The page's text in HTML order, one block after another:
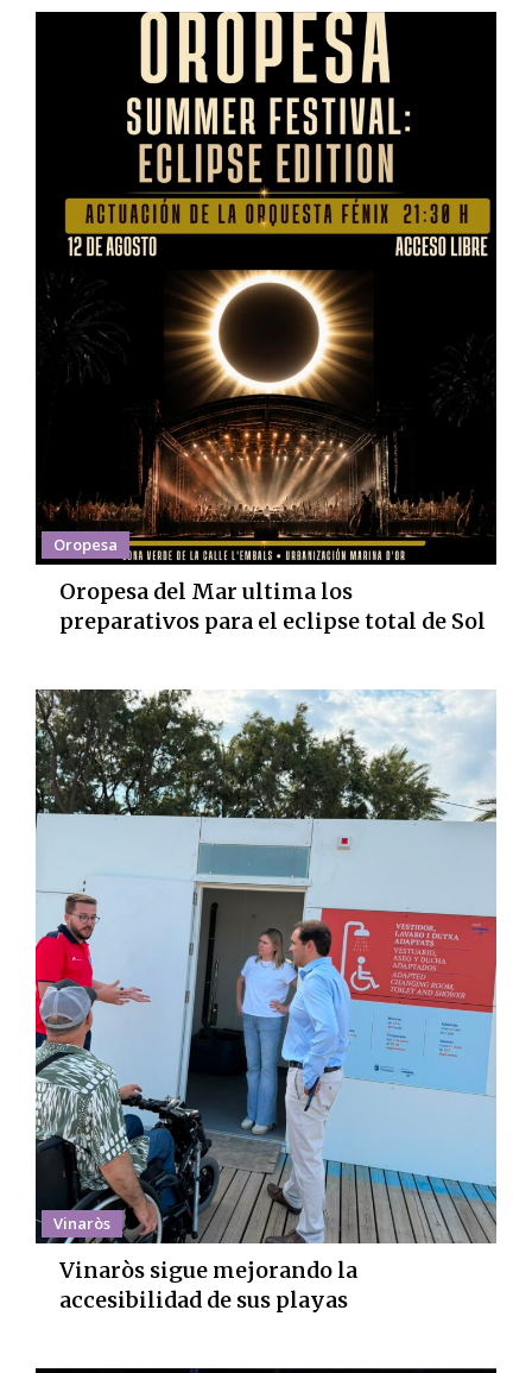
Oropesa
Oropesa del Mar ultima los
preparativos para el eclipse total de Sol
Vinaròs
Vinaròs sigue mejorando la
accesibilidad de sus playas